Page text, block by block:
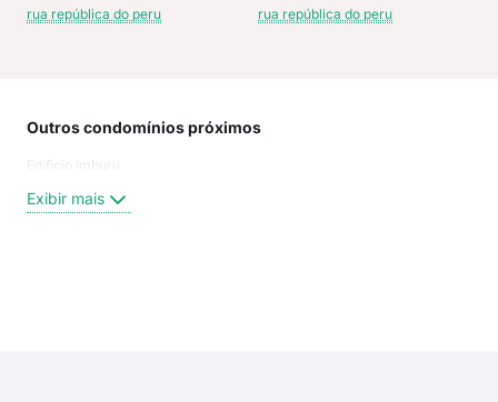
rua república do peru rua república do peru
Outros condomínios próximos
Edificio Imburu
Exibir mais